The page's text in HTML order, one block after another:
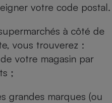
votre code postal.
à côté de
vous trouverez :
votre magasin par
;
grandes marques (ou